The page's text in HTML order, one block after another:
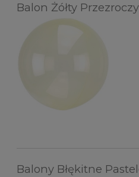
Balon Żółty
Balony Błękitne